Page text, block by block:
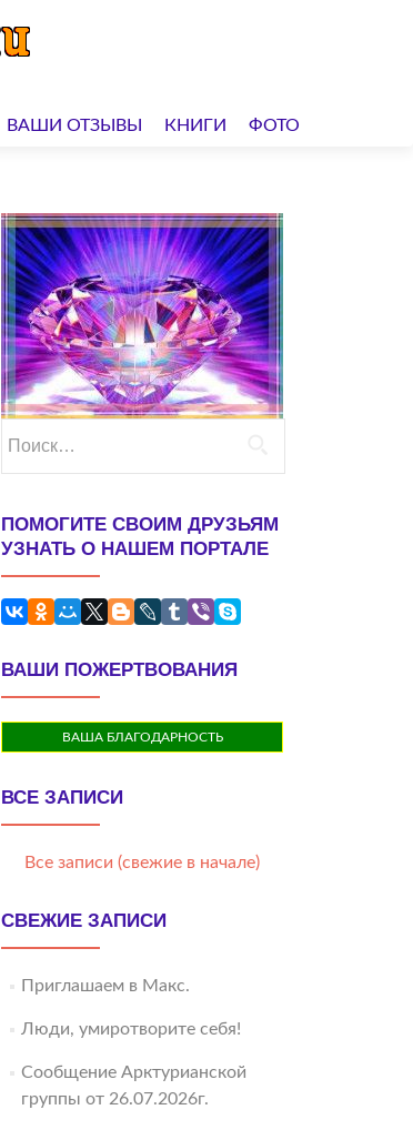
ВАШИ ОТЗЫВЫ КНИГИ ФОТО
ПОМОГИТЕ СВОИМ ДРУЗЬЯМ
УЗНАТЬ О НАШЕМ ПОРТАЛЕ
ВАШИ ПОЖЕРТВОВАНИЯ
ВАША БЛАГОДАРНОСТЬ
ВСЕ ЗАПИСИ
Все записи (свежие в начале)
СВЕЖИЕ ЗАПИСИ
Приглашаем в Макс.
Люди, умиротворите себя!
Сообщение Арктурианской
группы от 26.07.2026г.